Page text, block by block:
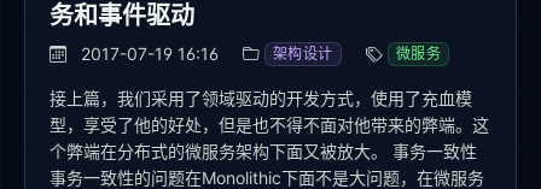
务和事件驱动
2017-07-19 16:16 架构设计 微服务
接上篇，我们采用了领域驱动的开发方式，使用了充血模
型，享受了他的好处，但是也不得不面对他带来的弊端。这
个弊端在分布式的微服务架构下面又被放大。 事务一致性
事务一致性的问题在Monolithic下面不是大问题，在微服务